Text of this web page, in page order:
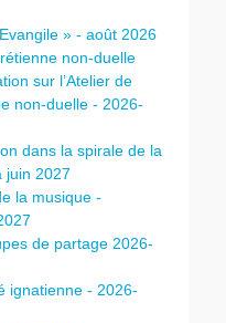
» - août 2026
non-duelle
sur l’Atelier de
non-duelle - 2026-
dans la spirale de la
juin 2027
la musique -
de partage 2026-
ignatienne - 2026-